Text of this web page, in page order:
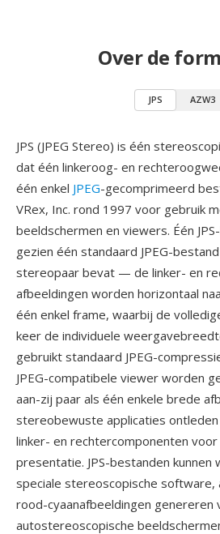
Over de
JPS AZW3
JPS (JPEG Stereo) is één
dat één linkeroog- en
één enkel JPEG-gecomprimeerd
VRex, Inc. rond 1997 voor gebruik
beeldschermen en viewers. Één
gezien één standaard JPEG-
stereopaar bevat — de linker- en
afbeeldingen worden horizontaal
één enkel frame, waarbij de
keer de individuele
gebruikt standaard JPEG-
JPEG-compatibele viewer worden
aan-zij paar als één enkele brede
stereobewuste applicaties
linker- en rechtercomponenten
presentatie. JPS-bestanden
speciale stereoscopische software,
rood-cyaanafbeeldingen genereren
autostereoscopische